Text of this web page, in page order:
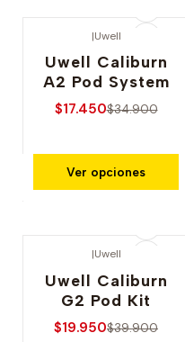
|Uwell
Uwell Caliburn
A2 Pod System
$17.450$34.900
Ver opciones
|Uwell
Uwell Caliburn
G2 Pod Kit
$19.950$39.900